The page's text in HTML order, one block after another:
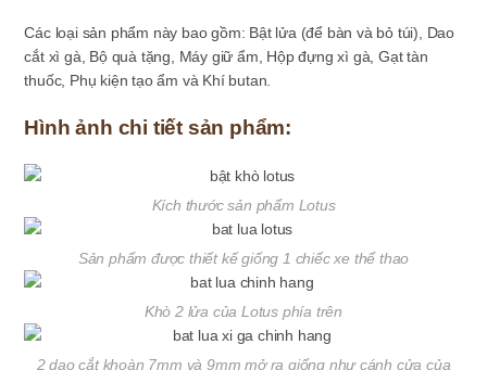
Các loại sản phẩm này bao gồm: Bật lửa (để bàn và bỏ túi), Dao
cắt xì gà, Bộ quà tặng, Máy giữ ẩm, Hộp đựng xì gà, Gạt tàn
thuốc, Phụ kiện tạo ẩm và Khí butan.
Hình ảnh chi tiết sản phẩm:
Kích thước sản phẩm Lotus
Sản phẩm được thiết kế giống 1 chiếc xe thể thao
Khò 2 lửa của Lotus phía trên
2 dao cắt khoàn 7mm và 9mm mở ra giống như cánh cửa của